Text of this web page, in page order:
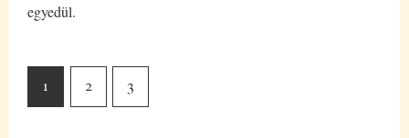
egyedül.
1 2 3